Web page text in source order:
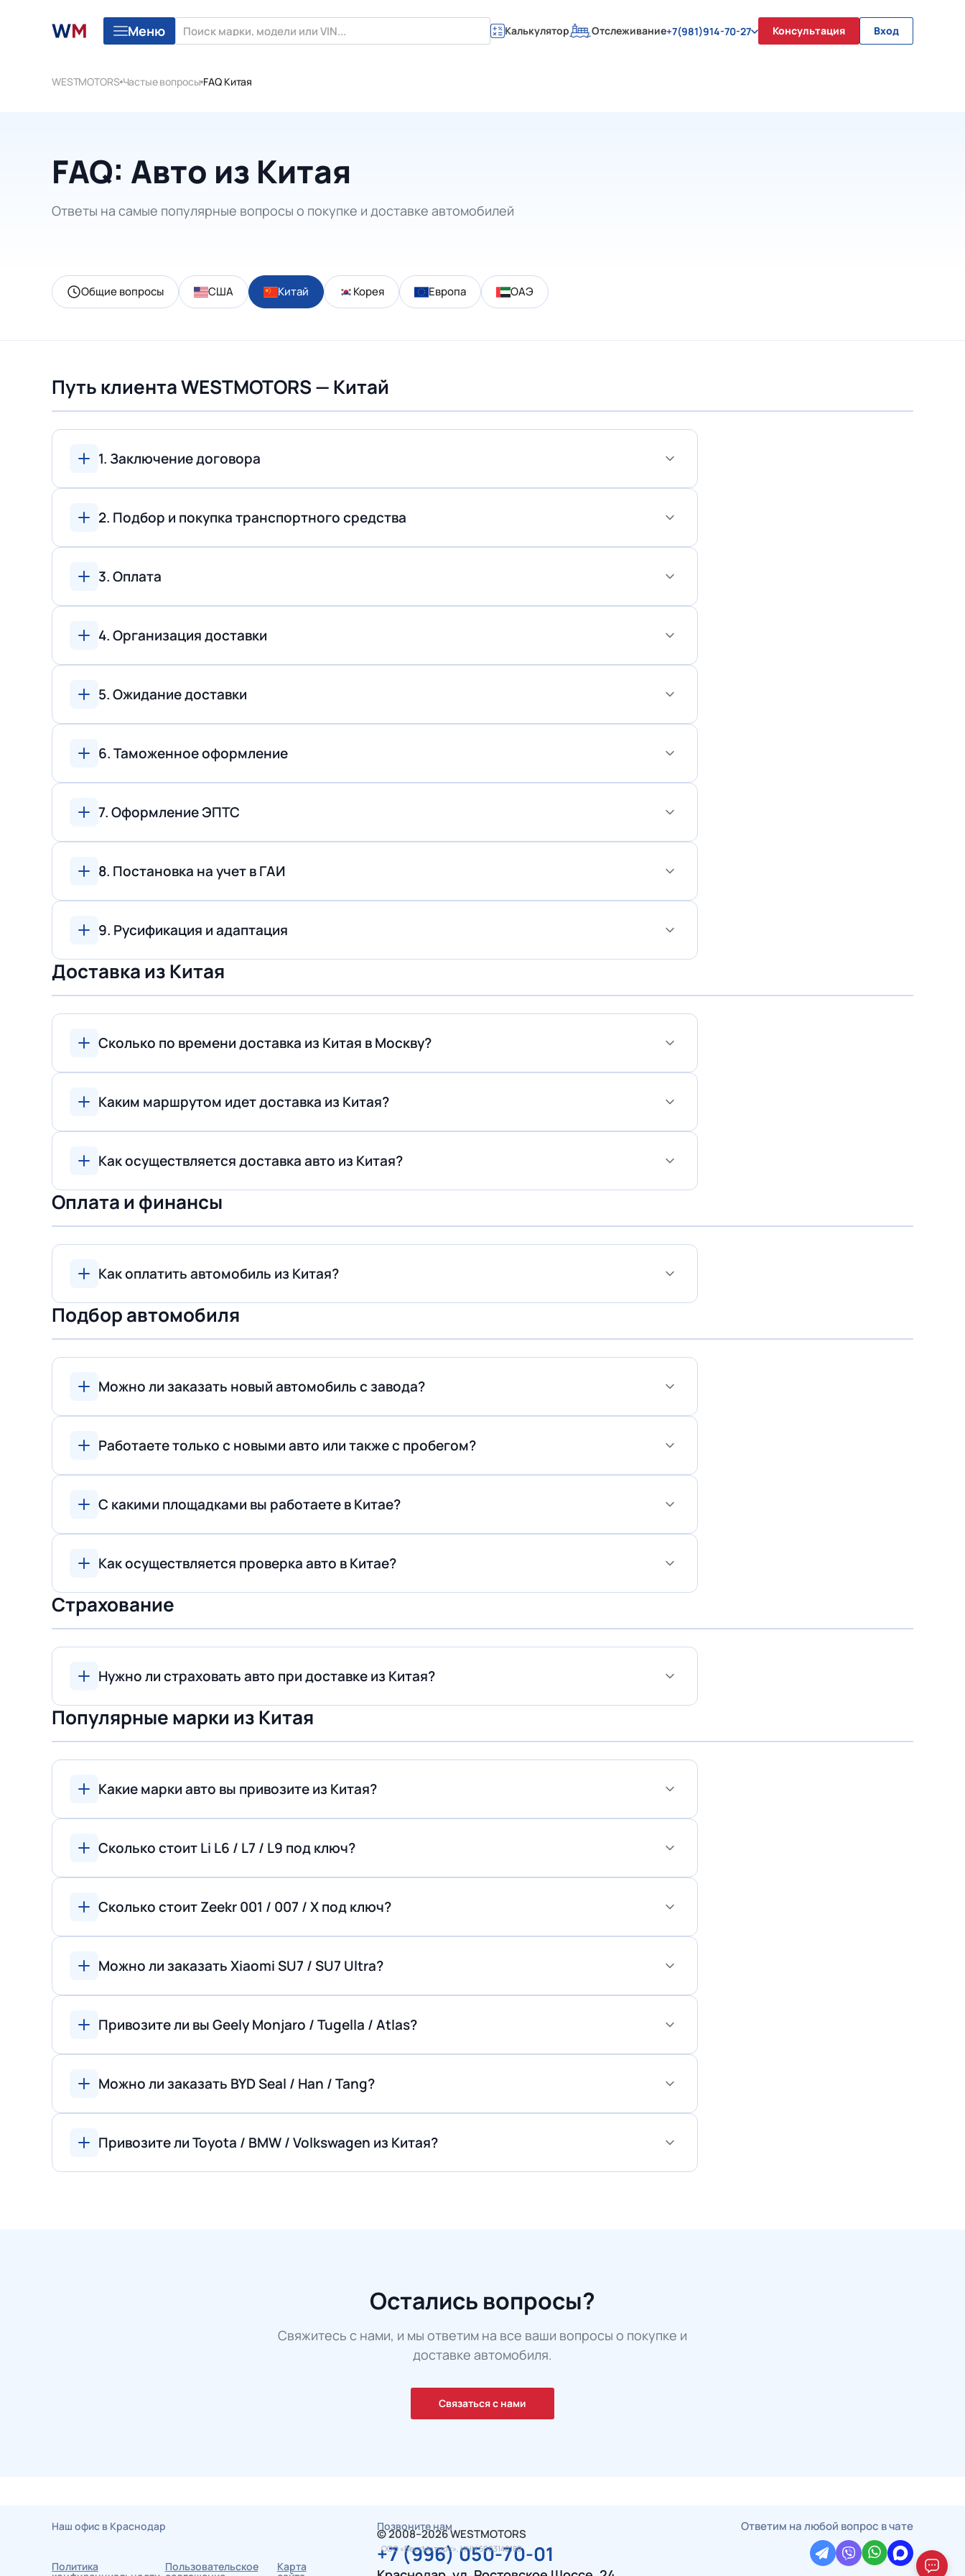
Меню Калькулятор Отслеживание+7(981)914-70-27 Консультация Вход
WESTMOTORS Частые вопросы FAQ Китая
FAQ: Авто из Китая
Ответы на самые популярные вопросы о покупке и доставке автомобилей
Общие вопросы США Китай Корея Европа ОАЭ
Путь клиента WESTMOTORS — Китай
1. Заключение договора
2. Подбор и покупка транспортного средства
3. Оплата
4. Организация доставки
5. Ожидание доставки
6. Таможенное оформление
7. Оформление ЭПТС
8. Постановка на учет в ГАИ
9. Русификация и адаптация
Доставка из Китая
Сколько по времени доставка из Китая в Москву?
Каким маршрутом идет доставка из Китая?
Как осуществляется доставка авто из Китая?
Оплата и финансы
Как оплатить автомобиль из Китая?
Подбор автомобиля
Можно ли заказать новый автомобиль с завода?
Работаете только с новыми авто или также с пробегом?
С какими площадками вы работаете в Китае?
Как осуществляется проверка авто в Китае?
Страхование
Нужно ли страховать авто при доставке из Китая?
Популярные марки из Китая
Какие марки авто вы привозите из Китая?
Сколько стоит Li L6 / L7 / L9 под ключ?
Сколько стоит Zeekr 001 / 007 / X под ключ?
Можно ли заказать Xiaomi SU7 / SU7 Ultra?
Привозите ли вы Geely Monjaro / Tugella / Atlas?
Можно ли заказать BYD Seal / Han / Tang?
Привозите ли Toyota / BMW / Volkswagen из Китая?
Остались вопросы?
Свяжитесь с нами, и мы ответим на все ваши вопросы о покупке и
доставке автомобиля.
Связаться с нами
Наш офис в Краснодар Позвоните нам
+7 (996) 050-70-01
Ответим на любой вопрос в чате
Политика Пользовательское Карта
© 2008–2026 WESTMOTORS
ООО «ВестМоторс», ИНН 5003140189